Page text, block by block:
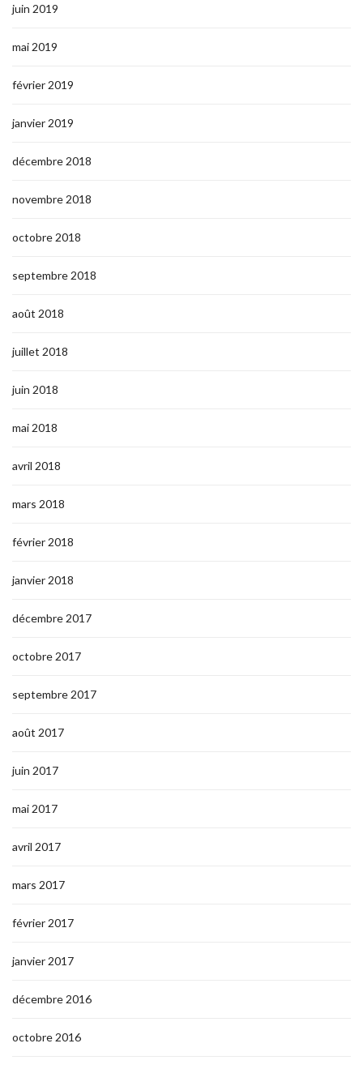
juin 2019
mai 2019
février 2019
janvier 2019
décembre 2018
novembre 2018
octobre 2018
septembre 2018
août 2018
juillet 2018
juin 2018
mai 2018
avril 2018
mars 2018
février 2018
janvier 2018
décembre 2017
octobre 2017
septembre 2017
août 2017
juin 2017
mai 2017
avril 2017
mars 2017
février 2017
janvier 2017
décembre 2016
octobre 2016